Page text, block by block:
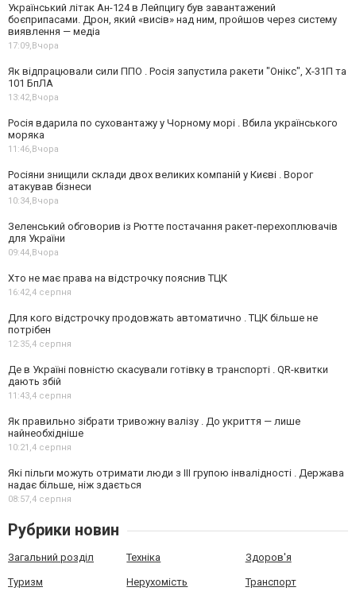
Український літак Ан-124 в Лейпцигу був завантажений
боєприпасами. Дрон, який «висів» над ним, пройшов через систему
виявлення — медіа
17:09,Вчора
Як відпрацювали сили ППО . Росія запустила ракети "Онікс", Х-31П та
101 БпЛА
13:42,Вчора
Росія вдарила по суховантажу у Чорному морі . Вбила українського
моряка
11:46,Вчора
Росіяни знищили склади двох великих компаній у Києві . Ворог
атакував бізнеси
10:34,Вчора
Зеленський обговорив із Рютте постачання ракет-перехоплювачів
для України
09:44,Вчора
Хто не має права на відстрочку пояснив ТЦК
16:42,4 серпня
Для кого відстрочку продовжать автоматично . ТЦК більше не
потрібен
12:35,4 серпня
Де в Україні повністю скасували готівку в транспорті . QR-квитки
дають збій
11:43,4 серпня
Як правильно зібрати тривожну валізу . До укриття — лише
найнеобхідніше
10:21,4 серпня
Які пільги можуть отримати люди з III групою інвалідності . Держава
надає більше, ніж здається
08:57,4 серпня
Рубрики новин
Загальний розділ Техніка Здоров'я
Туризм Нерухомість Транспорт